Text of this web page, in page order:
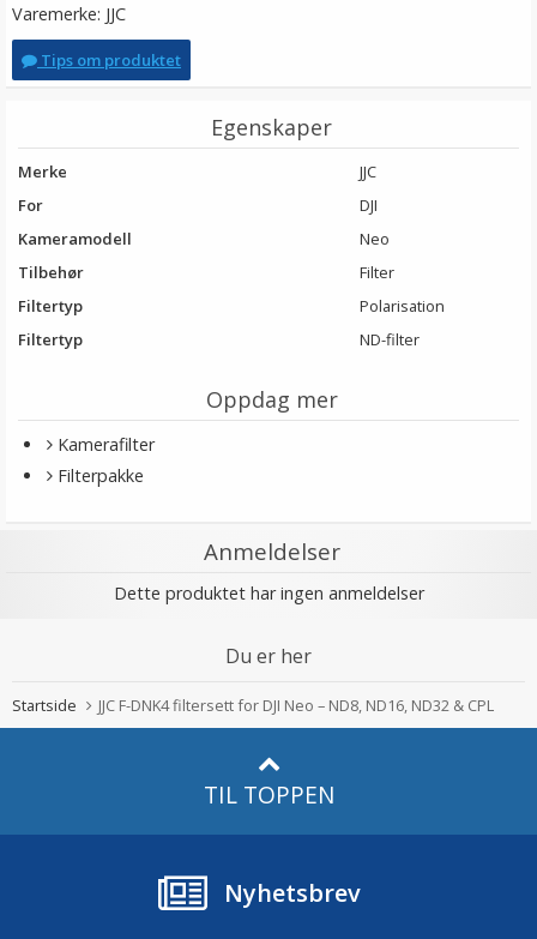
Varemerke: JJC
Tips om produktet
Egenskaper
Merke
JJC
For
DJI
Kameramodell
Neo
Tilbehør
Filter
Filtertyp
Polarisation
Filtertyp
ND-filter
Oppdag mer
Kamerafilter
Filterpakke
Anmeldelser
Dette produktet har ingen anmeldelser
Du er her
Startside JJC F-DNK4 filtersett for DJI Neo – ND8, ND16, ND32 & CPL
TIL TOPPEN
Nyhetsbrev